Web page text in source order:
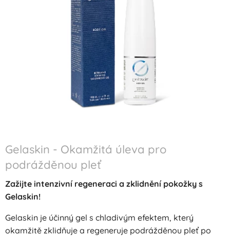
Gelaskin - Okamžitá úleva pro
podrážděnou pleť
Zažijte intenzivní regeneraci a zklidnění pokožky s
Gelaskin!
Gelaskin je účinný gel s chladivým efektem, který
okamžitě zklidňuje a regeneruje podrážděnou pleť po